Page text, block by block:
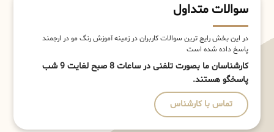
سوالات متداول
در این بخش رایج ترین سوالات کاربران در زمینه آموزش رنگ مو در ارجمند
پاسخ داده شده است
کارشناسان ما بصورت تلفنی در ساعات 8 صبح لغایت 9 شب
پاسخگو هستند.
تماس با کارشناس